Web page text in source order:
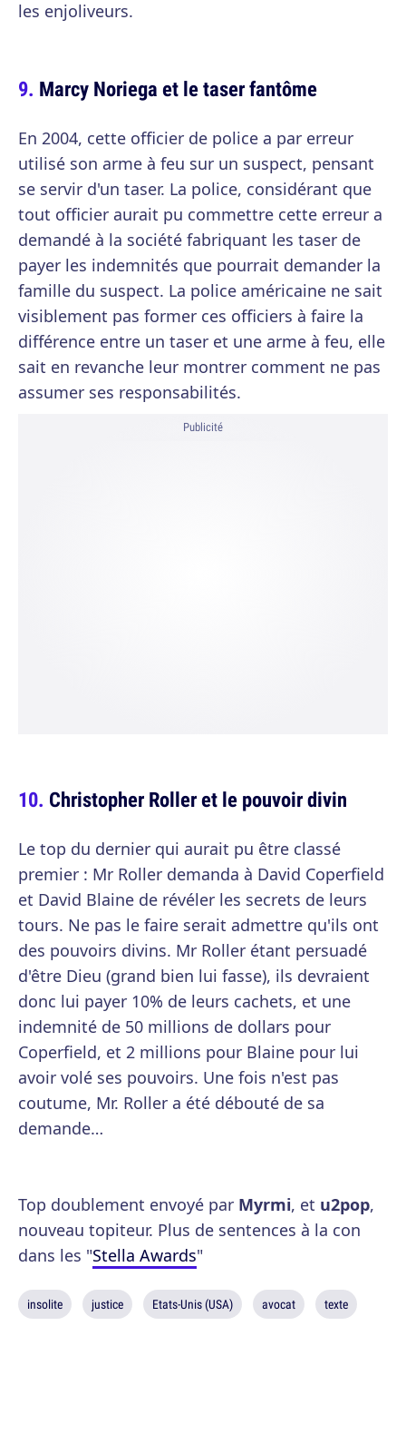
les enjoliveurs.
Marcy Noriega et le taser fantôme
En 2004, cette officier de police a par erreur
utilisé son arme à feu sur un suspect, pensant
se servir d'un taser. La police, considérant que
tout officier aurait pu commettre cette erreur a
demandé à la société fabriquant les taser de
payer les indemnités que pourrait demander la
famille du suspect. La police américaine ne sait
visiblement pas former ces officiers à faire la
différence entre un taser et une arme à feu, elle
sait en revanche leur montrer comment ne pas
assumer ses responsabilités.
Publicité
Christopher Roller et le pouvoir divin
Le top du dernier qui aurait pu être classé
premier : Mr Roller demanda à David Coperfield
et David Blaine de révéler les secrets de leurs
tours. Ne pas le faire serait admettre qu'ils ont
des pouvoirs divins. Mr Roller étant persuadé
d'être Dieu (grand bien lui fasse), ils devraient
donc lui payer 10% de leurs cachets, et une
indemnité de 50 millions de dollars pour
Coperfield, et 2 millions pour Blaine pour lui
avoir volé ses pouvoirs. Une fois n'est pas
coutume, Mr. Roller a été débouté de sa
demande…
Top doublement envoyé par Myrmi, et u2pop,
nouveau topiteur. Plus de sentences à la con
dans les "Stella Awards"
insolite justice Etats-Unis (USA) avocat texte